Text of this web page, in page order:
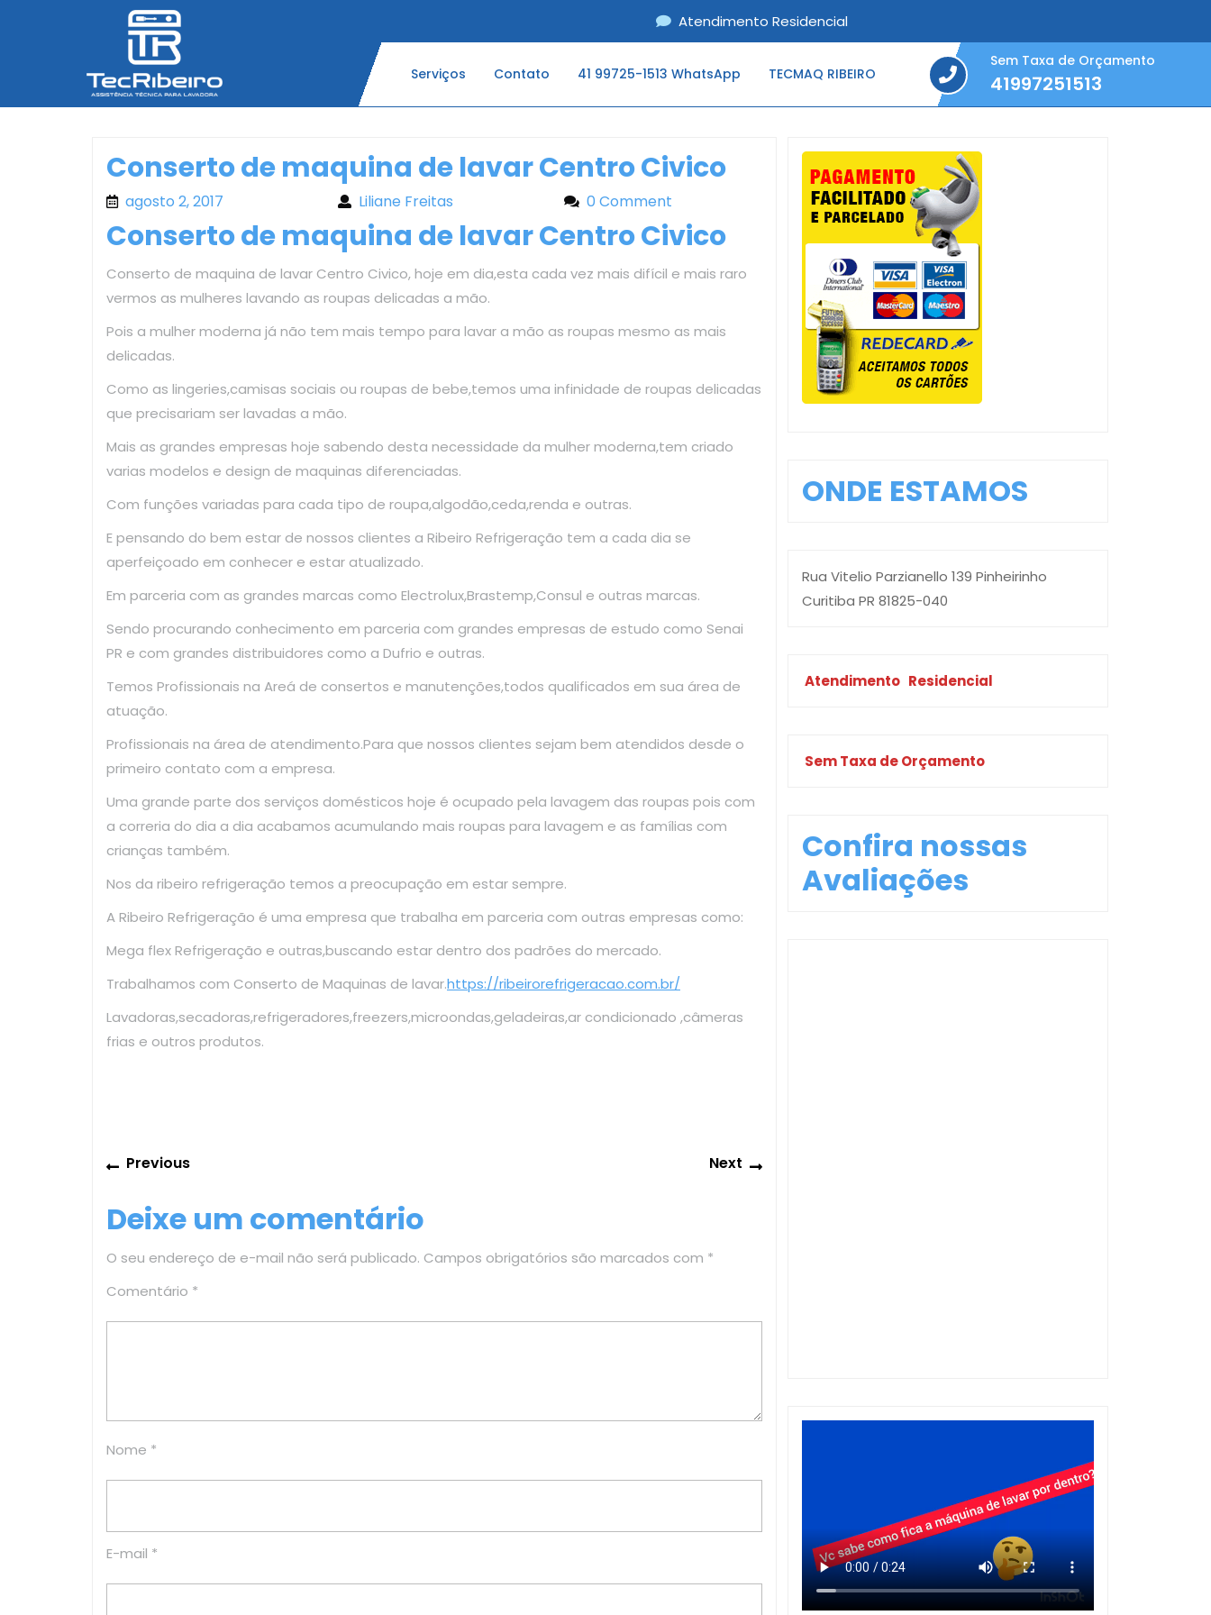
Atendimento Residencial
Serviços Contato 41 99725-1513 WhatsApp TECMAQ RIBEIRO
Sem Taxa de Orçamento
41997251513
41997251513
Conserto de maquina de lavar Centro Civico
agosto 2, 2017 Liliane Freitas 0 Comment
Conserto de maquina de lavar Centro Civico
Conserto de maquina de lavar Centro Civico, hoje em dia,esta cada vez mais difícil e mais raro
vermos as mulheres lavando as roupas delicadas a mão.
Pois a mulher moderna já não tem mais tempo para lavar a mão as roupas mesmo as mais
delicadas.
Como as lingeries,camisas sociais ou roupas de bebe,temos uma infinidade de roupas delicadas
que precisariam ser lavadas a mão.
Mais as grandes empresas hoje sabendo desta necessidade da mulher moderna,tem criado
varias modelos e design de maquinas diferenciadas.
Com funções variadas para cada tipo de roupa,algodão,ceda,renda e outras.
E pensando do bem estar de nossos clientes a Ribeiro Refrigeração tem a cada dia se
aperfeiçoado em conhecer e estar atualizado.
Em parceria com as grandes marcas como Electrolux,Brastemp,Consul e outras marcas.
Sendo procurando conhecimento em parceria com grandes empresas de estudo como Senai
PR e com grandes distribuidores como a Dufrio e outras.
Temos Profissionais na Areá de consertos e manutenções,todos qualificados em sua área de
atuação.
Profissionais na área de atendimento.Para que nossos clientes sejam bem atendidos desde o
primeiro contato com a empresa.
Uma grande parte dos serviços domésticos hoje é ocupado pela lavagem das roupas pois com
a correria do dia a dia acabamos acumulando mais roupas para lavagem e as famílias com
crianças também.
Nos da ribeiro refrigeração temos a preocupação em estar sempre.
A Ribeiro Refrigeração é uma empresa que trabalha em parceria com outras empresas como:
Mega flex Refrigeração e outras,buscando estar dentro dos padrões do mercado.
Trabalhamos com Conserto de Maquinas de lavar.https://ribeirorefrigeracao.com.br/
Lavadoras,secadoras,refrigeradores,freezers,microondas,geladeiras,ar condicionado ,câmeras
frias e outros produtos.
Navegação
Post
PreviousPrevious
Next
Next
Deixe um comentário
O seu endereço de e-mail não será publicado. Campos obrigatórios são marcados com *
Comentário *
Nome *
E-mail *
ONDE ESTAMOS
Rua Vitelio Parzianello 139 Pinheirinho
Curitiba PR 81825-040
Atendimento Residencial
Sem Taxa de Orçamento
Confira nossas
Avaliações